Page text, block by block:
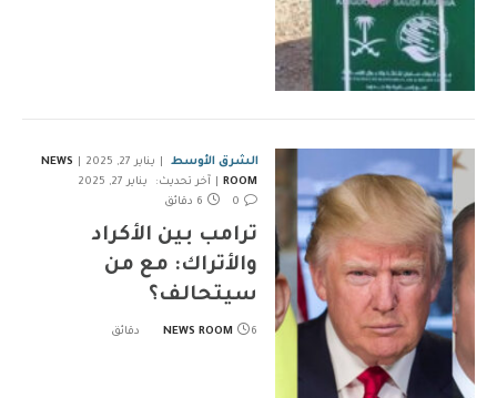
الشرق الأوسط يناير 27, 2025
NEWS
ROOM
آخر تحديث:
يناير 27, 2025
0
6 دقائق
ترامب بين الأكراد
والأتراك: مع من
سيتحالف؟
NEWS ROOM 6 دقائق